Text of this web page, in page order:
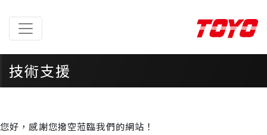
技術支援
您好，感謝您撥空蒞臨我們的網站！